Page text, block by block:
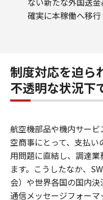
確実に本稼働へ移
制度対応を迫ら
不透明な状況下
航空機部品や機内サー
空商事にとって、支払
用問題に直結し、調達
ます。こうしたなか、
会）や世界各国の国内
通信メッセージフォー